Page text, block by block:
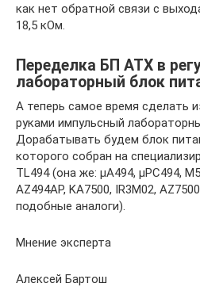
как нет обратной связи с
18,5 кОм.
Переделка БП ATX в
лабораторный блок
А теперь самое время сделать
руками импульсный
Дорабатывать будем блок
которого собран на
TL494 (она же: μА494, μPC494,
AZ494AP, KA7500, IR3M02,
подобные аналоги).
Мнение эксперта
Алексей Бартош